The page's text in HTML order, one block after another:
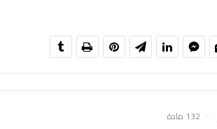
132 مادة